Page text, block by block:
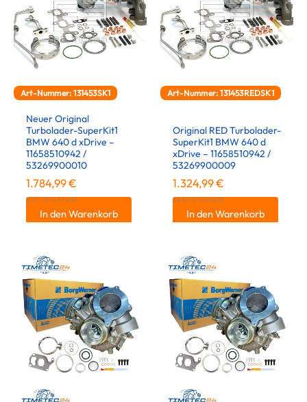
Art-Nummer: 131453SK1
Neuer Original
Turbolader-SuperKit1
BMW 640 d xDrive –
11658510942 /
53269900010
1.784,99€
inkl. 19 % MwSt.
In den Warenkorb
Art-Nummer: 131453REDSK1
Original RED Turbolader-
SuperKit1 BMW 640 d
xDrive – 11658510942 /
53269900009
1.324,99€
inkl. 19 % MwSt.
In den Warenkorb